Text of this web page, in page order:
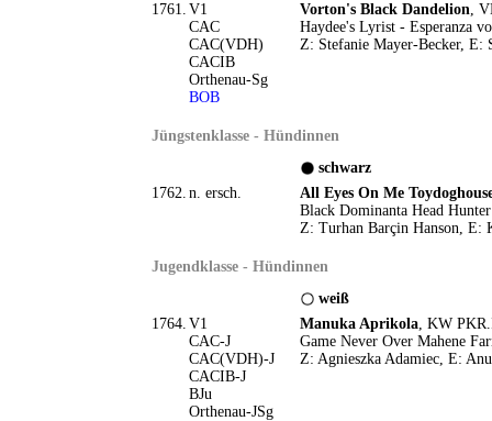
1761. V1
CAC
CAC(VDH)
CACIB
Orthenau-Sg
BOB
Vorton's Black Dandelion,
Haydee's Lyrist - Esperanza
Z: Stefanie Mayer-Becker, E:
Jüngstenklasse - Hündinnen
schwarz
1762. n. ersch.
All Eyes On Me
Black Dominanta Head
Z: Turhan Barçin Hanson, E:
Jugendklasse - Hündinnen
weiß
1764. V1
CAC-J
CAC(VDH)-J
CACIB-J
BJu
Orthenau-JSg
Manuka Aprikola, KW
Game Never Over Mahene
Z: Agnieszka Adamiec, E: